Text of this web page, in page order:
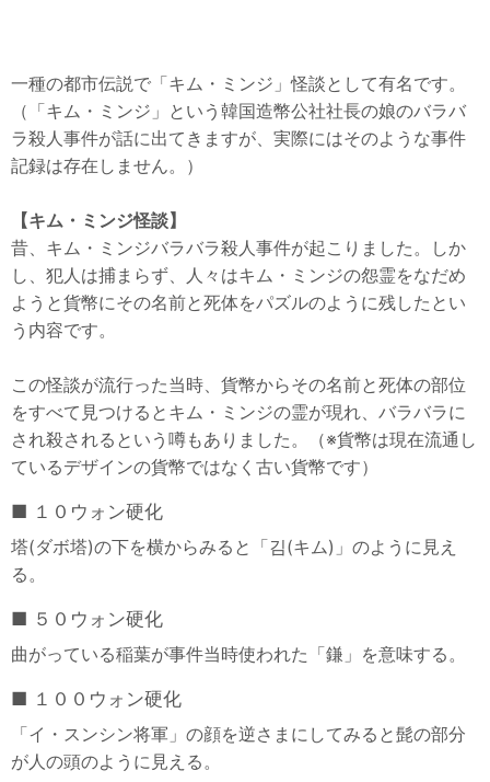
一種の都市伝説で「キム・ミンジ」怪談として有名です。
（「キム・ミンジ」という韓国造幣公社社長の娘のバラバ
ラ殺人事件が話に出てきますが、実際にはそのような事件
記録は存在しません。）
【キム・ミンジ怪談】
昔、キム・ミンジバラバラ殺人事件が起こりました。しか
し、犯人は捕まらず、人々はキム・ミンジの怨霊をなだめ
ようと貨幣にその名前と死体をパズルのように残したとい
う内容です。
この怪談が流行った当時、貨幣からその名前と死体の部位
をすべて見つけるとキム・ミンジの霊が現れ、バラバラに
され殺されるという噂もありました。（※貨幣は現在流通し
ているデザインの貨幣ではなく古い貨幣です）
１０ウォン硬化
塔(ダボ塔)の下を横からみると「김(キム)」のように見え
る。
５０ウォン硬化
曲がっている稲葉が事件当時使われた「鎌」を意味する。
１００ウォン硬化
「イ・スンシン将軍」の顔を逆さまにしてみると髭の部分
が人の頭のように見える。